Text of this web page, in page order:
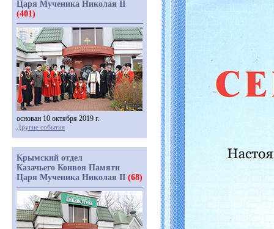
Царя Мученика Николая II
(401)
основан 10 октября 2019 г.
Другие события
Крымский отдел
Казачьего Конвоя Памяти
Царя Мученика Николая II (68)